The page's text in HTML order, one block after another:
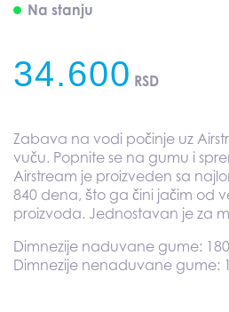
Na stanju
34.600RSD
Zabava na vodi počinje uz
vuču. Popnite se na gumu i
Airstream je proizveden sa
840 dena, što ga čini jačim od
proizvoda. Jednostavan je za
Dimnezije naduvane gume:
Dimnezije nenaduvane gume: